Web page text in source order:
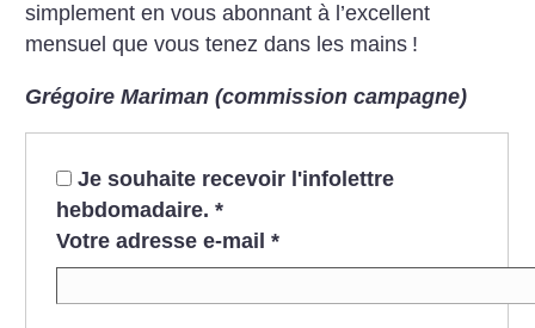
simplement en vous abonnant à l’excellent
mensuel que vous tenez dans les mains !
Grégoire Mariman (commission campagne)
Je souhaite recevoir l'infolettre
hebdomadaire. *
Votre adresse e-mail *